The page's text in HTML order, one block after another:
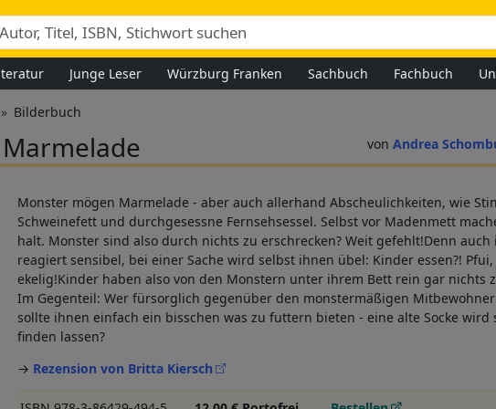
Junge Leser Würzburg Franken Sachbuch Fachbuch
Bilderbuch
Andrea
Monster mögen Marmelade - aber auch allerhand Abscheulichkeiten, wie
Schweinefett und durchgesessne Fernsehsessel. Selbst vor Madenmett
halt. Monster sind also durch nichts zu erschrecken? Weit gefehlt!Denn auch
reagiert sensibel, bei einer Sache wird selbst ihnen übel: Kinder essen?! Pfui,
ekelig!Kinder haben also von den Monstern unter ihrem Bett rein gar nichts
Im Gegenteil: Wer fürsorglich gegenüber den monstermäßigen
sollte ihnen einfach ein bisschen was zu futtern bieten - eine alte Socke wird
finden lassen?
→ Rezension von Britta Kiersch